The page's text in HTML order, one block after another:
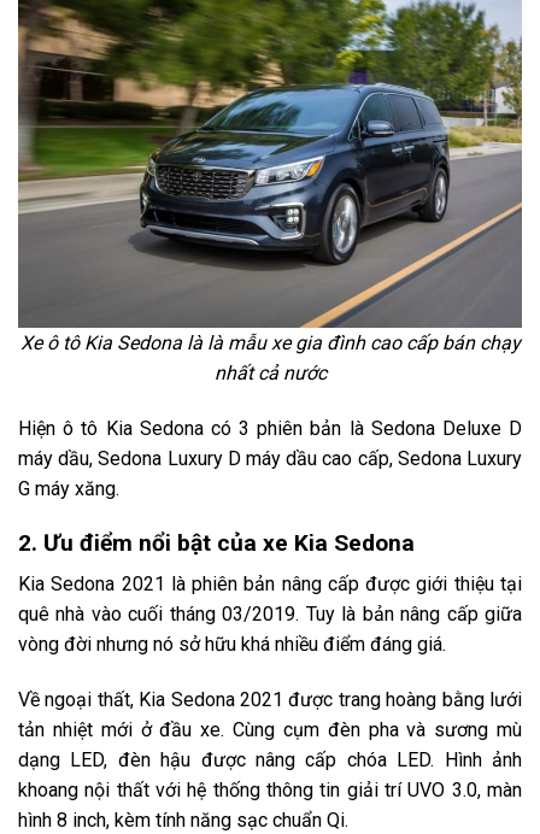
Xe ô tô Kia Sedona là là mẫu xe gia đình cao cấp bán chạy
nhất cả nước
Hiện ô tô Kia Sedona có 3 phiên bản là Sedona Deluxe D
máy dầu, Sedona Luxury D máy dầu cao cấp, Sedona Luxury
G máy xăng.
2. Ưu điểm nổi bật của xe Kia Sedona
Kia Sedona 2021 là phiên bản nâng cấp được giới thiệu tại
quê nhà vào cuối tháng 03/2019. Tuy là bản nâng cấp giữa
vòng đời nhưng nó sở hữu khá nhiều điểm đáng giá.
Về ngoại thất, Kia Sedona 2021 được trang hoàng bằng lưới
tản nhiệt mới ở đầu xe. Cùng cụm đèn pha và sương mù
dạng LED, đèn hậu được nâng cấp chóa LED. Hình ảnh
khoang nội thất với hệ thống thông tin giải trí UVO 3.0, màn
hình 8 inch, kèm tính năng sạc chuẩn Qi.